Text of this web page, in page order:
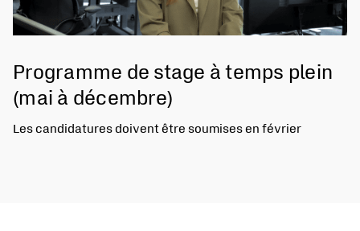
Programme de stage à temps plein
(mai à décembre)
Les candidatures doivent être soumises en février